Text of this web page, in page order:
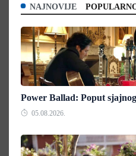
NAJNOVIJE
Power Ballad: Poput
05.08.2026.